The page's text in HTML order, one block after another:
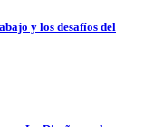
y los desafíos del